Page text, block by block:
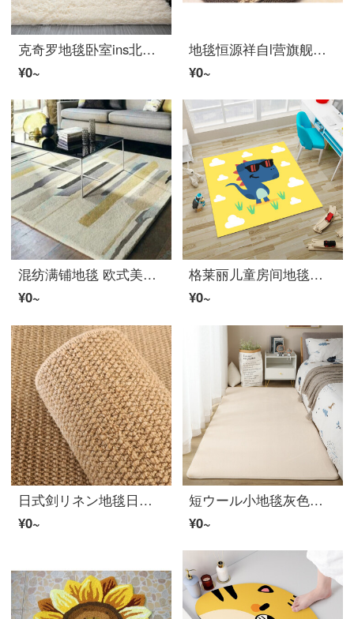
克奇罗地毯卧室ins北欧风家用房间满铺可爱少女长ウール绒床边毯客厅小 米黄色 160*230cm
¥0~
地毯恒源祥自l营旗舰官方入户进门门口家用室内卫生间编织草编猫抓小地毯 DD-002 米黄色 20cmX40cm
¥0~
混纺满铺地毯 欧式美式客厅茶几卧室床边纯手工羊ウール混纺满铺定制家用小地毯 浅黄色 1200MM×1700MM
¥0~
格莱丽儿童房间地毯幼儿园书桌卡通恐龙正方形卧室床边帐篷电脑椅 黄色小恐龙 80x80厘米
¥0~
日式剑リネン地毯日式拍照リビングルームカーペット卧室仿剑リネン床边小圆形畳み猫抓地毯房间大面积 驼黄色 40CM*60CM(锁边)
¥0~
短ウール小地毯灰色卧室全铺床边床前毯客厅阳台儿童房间爬行垫子地毯j4 米黄色 160x60cm
¥0~